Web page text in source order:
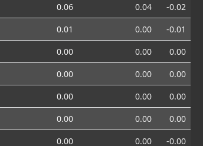
0.06 0.04
-0.02
0.01 0.00
-0.01
0.00 0.00
0.00
0.00 0.00
0.00
0.00 0.00
0.00
0.00 0.00
0.00
0.00 0.00 -0.00